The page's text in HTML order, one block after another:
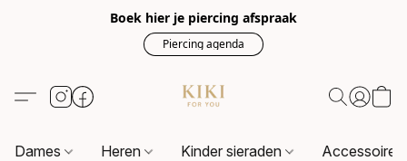
Boek hier je piercing afspraak
Piercing agenda
Dames Heren Kinder sieraden Accessoires